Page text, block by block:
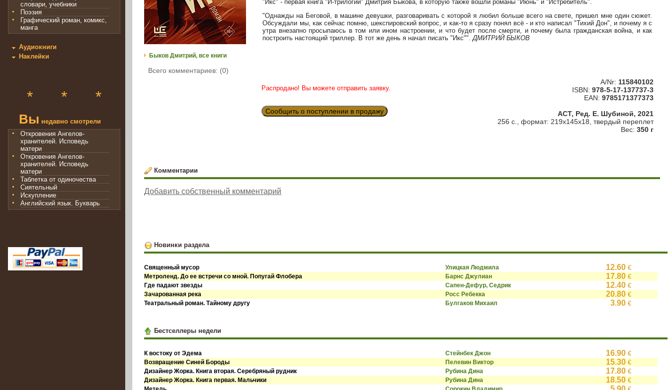
словари, учебники
Поэзия
Графический роман, комикс,
манга
Аудиокниги
Наклейки
* * *
Вы недавно смотрели
Откровения Ангелов-
хранителей. Исповедь
матери
Откровения Ангелов-
хранителей. Исповедь
матери
Таблетка от одиночества
Сиятельный
Искупление
Английский язык. Букварь
Быков Дмитрий, все книги
Всего комментариев: (0)
"Икс" - первая книга "И-трилогии" Дмитрия Быкова, в которую также вошли романы "Июнь" и "Истребитель".
"Однажды на Беговой, в машине девушки, разговаривать с которой я любил больше всего на свете, пришел мне один сюжет.
Обсуждали мы, как сейчас помню, шекспировский вопрос, и как-то я сразу понял всё - и кто написал "Тихий Дон", и почему я с
утра внезапно просыпаюсь в том или ином настроении, и что будет после смерти, и почему была гражданская война, и как
построить настоящий триллер. В тот же день я начал писать "Икс"".ДМИТРИЙ БЫКОВ
Распродано! Вы можете отправить заявку.
Сообщить о поступлении в продажу
A/Nr: 115840102
ISBN: 978-5-17-137737-3
EAN: 9785171377373
АСТ, Ред. Е. Шубиной, 2021
256 с., формат: 219x145x18, твердый переплет
Вес: 350 г
Комментарии
Добавить собственный комментарий
Новинки раздела
Священный мусор Улицкая Людмила 12.60€
Метроленд. До ее встречи со мной. Попугай Флобера Барнс Джулиан 17.80€
Где падают звезды Сапен-Дефур, Седрик 12.40€
Зачарованная река Росс Ребекка 20.80€
Театральный роман. Тайному другу Булгаков Михаил 3.90€
Бестселлеры недели
К востоку от Эдема Стейнбек Джон 16.90€
Возвращение Синей Бороды Пелевин Виктор 15.30€
Дизайнер Жорка. Книга вторая. Серебряный рудник Рубина Дина 17.80€
Дизайнер Жорка. Книга первая. Мальчики Рубина Дина 18.50€